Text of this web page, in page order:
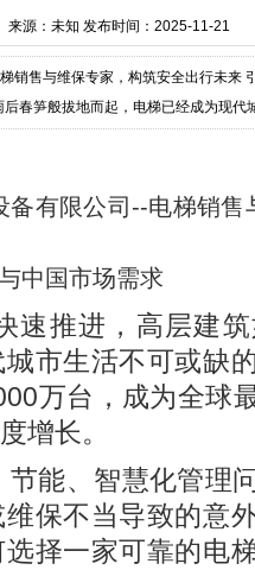
来源：未知 发布时间：2025-11-21
销售与维保专家，构筑安全出行未来
春笋般拔地而起，电梯已经成为现
备有限公司--电梯销
中国市场需求
速推进，高层建
市生活不可或缺
万台，成为全球
增长。
能、智慧化管理
保不当导致的意
择一家可靠的电